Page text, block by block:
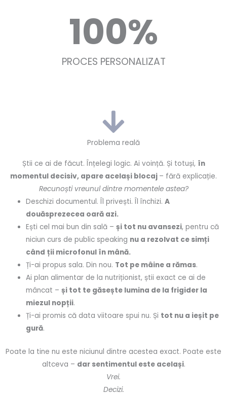
PROCES PERSONALIZAT
100%
Problema reală
Știi ce ai de făcut. Înțelegi logic. Ai voință. Și totuși, în
momentul decisiv, apare același blocaj – fără explicație.
Recunoști vreunul dintre momentele astea?
Deschizi documentul. Îl privești. Îl închizi.A
douăsprezecea oară azi.
Ești cel mai bun din sală –și tot nu avansezi, pentru că
niciun curs de public speaking nu a rezolvat ce simți
când ții microfonul în mână.
Ți-ai propus sala. Din nou. Tot pe mâine a rămas.
Ai plan alimentar de la nutriționist, știi exact ce ai de
mâncat –și tot te găsește lumina de la frigider la
miezul nopții.
Ți-ai promis că data viitoare spui nu. Și tot nu a ieșit pe
gură.
Poate la tine nu este niciunul dintre acestea exact. Poate este
altceva – dar sentimentul este același.
Vrei.
Decizi.